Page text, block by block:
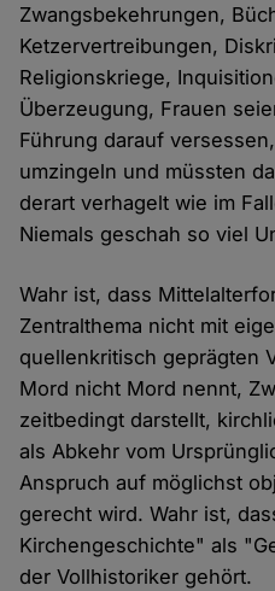
Zwangsbekehrungen,
Ketzervertreibungen,
Religionskriege,
Überzeugung, Frauen
Führung darauf
umzingeln und müssten
derart verhagelt wie im
Niemals geschah so viel
Wahr ist, dass
Zentralthema nicht mit
quellenkritisch geprägten
Mord nicht Mord nennt,
zeitbedingt darstellt,
als Abkehr vom
Anspruch auf möglichst
gerecht wird. Wahr ist,
Kirchengeschichte" als
der Vollhistoriker gehört.